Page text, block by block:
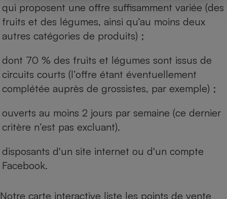
qui proposent une offre suffisamment variée (des
fruits et des légumes, ainsi qu’au moins deux
autres catégories de produits) ;
dont 70 % des fruits et légumes sont issus de
circuits courts (l’offre étant éventuellement
complétée auprès de grossistes, par exemple) ;
ouverts au moins 2 jours par semaine (ce dernier
critère n’est pas excluant).
disposants d'un site internet ou d'un compte
Facebook.
Notre carte interactive liste les points de vente